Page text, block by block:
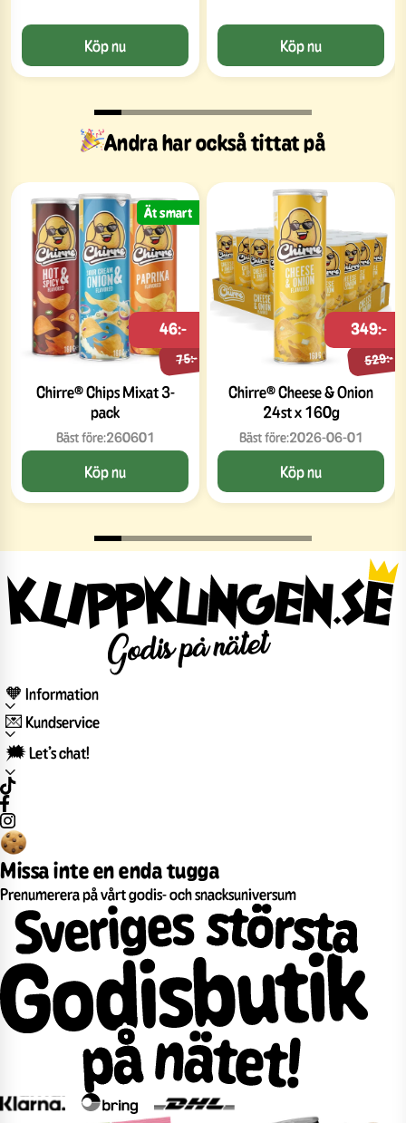
Köp nu Köp nu
Andra har också tittat på
Chirre® Chips Mixat 3-
pack
75:-
46:-
Bäst före:260601
Köp nu
Ät smart
Chirre® Cheese & Onion
24st x 160g
529:-
349:-
Bäst före:2026-06-01
Köp nu
🧡 Information
💌 Kundservice
🗯️ Let’s chat!
Missa inte en enda tugga
Prenumerera på vårt godis- och snacksuniversum